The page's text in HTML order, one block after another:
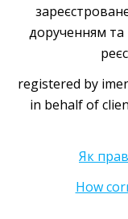
дорученням та
registered by
in behalf of
Як
How